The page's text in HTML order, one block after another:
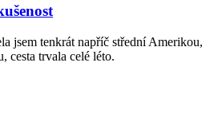
jsem tenkrát napříč střední Amerikou,
cesta trvala celé léto.